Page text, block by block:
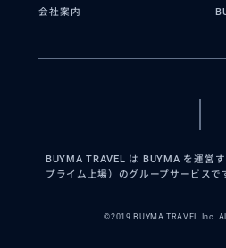
会社案内
BUYMA TRAVEL は BUYMA を運営
プライム上場）のグループサービスで
©2019 BUYMA TRAVEL Inc.